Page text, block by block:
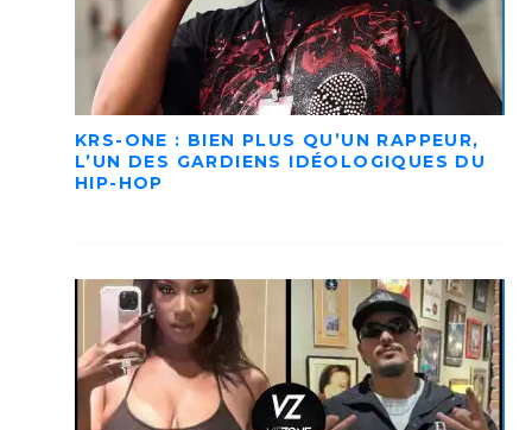
KRS-ONE : BIEN PLUS QU’UN RAPPEUR,
L’UN DES GARDIENS IDÉOLOGIQUES DU
HIP-HOP